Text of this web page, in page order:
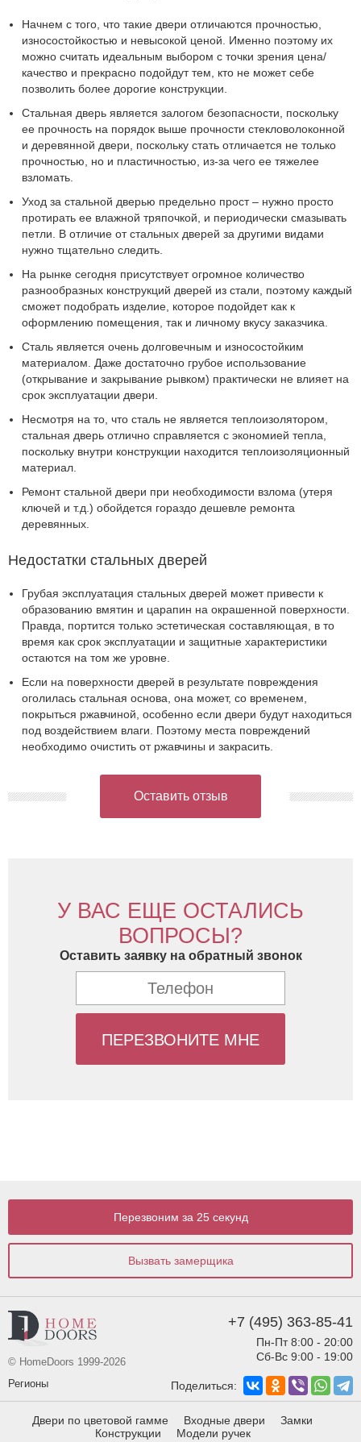
Начнем с того, что такие двери отличаются прочностью,
износостойкостью и невысокой ценой. Именно поэтому их
можно считать идеальным выбором с точки зрения цена/
качество и прекрасно подойдут тем, кто не может себе
позволить более дорогие конструкции.
Стальная дверь является залогом безопасности, поскольку
ее прочность на порядок выше прочности стекловолоконной
и деревянной двери, поскольку стать отличается не только
прочностью, но и пластичностью, из-за чего ее тяжелее
взломать.
Уход за стальной дверью предельно прост – нужно просто
протирать ее влажной тряпочкой, и периодически смазывать
петли. В отличие от стальных дверей за другими видами
нужно тщательно следить.
На рынке сегодня присутствует огромное количество
разнообразных конструкций дверей из стали, поэтому каждый
сможет подобрать изделие, которое подойдет как к
оформлению помещения, так и личному вкусу заказчика.
Сталь является очень долговечным и износостойким
материалом. Даже достаточно грубое использование
(открывание и закрывание рывком) практически не влияет на
срок эксплуатации двери.
Несмотря на то, что сталь не является теплоизолятором,
стальная дверь отлично справляется с экономией тепла,
поскольку внутри конструкции находится теплоизоляционный
материал.
Ремонт стальной двери при необходимости взлома (утеря
ключей и т.д.) обойдется гораздо дешевле ремонта
деревянных.
Недостатки стальных дверей
Грубая эксплуатация стальных дверей может привести к
образованию вмятин и царапин на окрашенной поверхности.
Правда, портится только эстетическая составляющая, в то
время как срок эксплуатации и защитные характеристики
остаются на том же уровне.
Если на поверхности дверей в результате повреждения
оголилась стальная основа, она может, со временем,
покрыться ржавчиной, особенно если двери будут находиться
под воздействием влаги. Поэтому места повреждений
необходимо очистить от ржавчины и закрасить.
Оставить отзыв
У ВАС ЕЩЕ ОСТАЛИСЬ
ВОПРОСЫ?
Оставить заявку на обратный звонок
Перезвоним за 25 секунд
Вызвать замерщика
© HomeDoors 1999-2026
Регионы
Двери по цветовой гамме Входные двери
Замки
Конструкции
Модели ручек
+7 (495) 363-85-41
Пн-Пт 8:00 - 20:00
Сб-Вс 9:00 - 19:00
Поделиться: